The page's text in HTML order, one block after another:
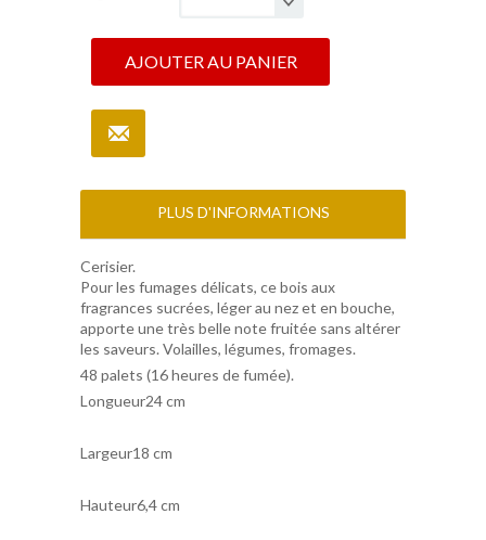
AJOUTER AU PANIER
PLUS D'INFORMATIONS
Cerisier.
Pour les fumages délicats, ce bois aux
fragrances sucrées, léger au nez et en bouche,
apporte une très belle note fruitée sans altérer
les saveurs. Volailles, légumes, fromages.
48 palets (16 heures de fumée).
Longueur24 cm
Largeur18 cm
Hauteur6,4 cm